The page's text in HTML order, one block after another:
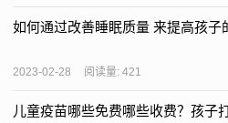
如何通过改善睡眠质量 来提高孩子
2023-02-28 阅读量: 421
儿童疫苗哪些免费哪些收费？孩子